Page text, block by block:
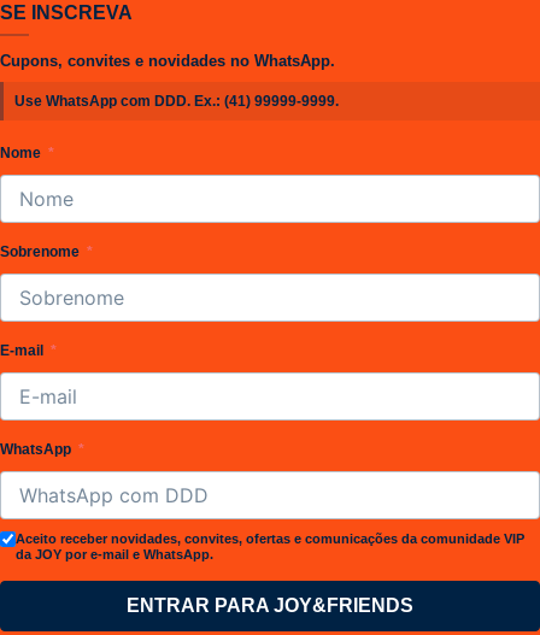
SE INSCREVA
Cupons, convites e novidades no WhatsApp.
Use WhatsApp com DDD. Ex.: (41) 99999-9999.
Nome
Sobrenome
E-mail
WhatsApp
Aceito receber novidades, convites, ofertas e comunicações da comunidade VIP
da JOY por e-mail e WhatsApp.
ENTRAR PARA JOY&FRIENDS